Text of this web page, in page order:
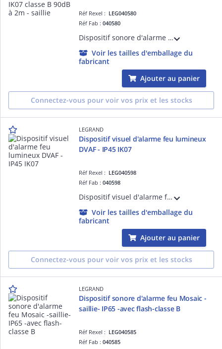
Réf Rexel : LEG040580
Réf Fab :040580
Dispositif sonore d'alarme feu DSAF - IP42 IK07 classe B 90dB à 2m - fixation saillie - conforme à la norme NF EN 54-3
Voir les tailles d'emballage du
fabricant
Ajouter au panier
Connectez-vous pour voir vos prix et les stocks
LEGRAND
Dispositif visuel d'alarme feu lumineux
DVAF - IP45 IK07
Réf Rexel : LEG040598
Réf Fab :040598
Dispositif visuel d'alarme feu lumineux DVAF - IP45 IK07 - avec éclair de couleur rouge technologie LED réglable de 2 à 10 candelas fréquence de clignotement 1Hz - catégorie O selon la norme NF EN 54-23 - conforme à la norme NF EN 54-23
Voir les tailles d'emballage du
fabricant
Ajouter au panier
Connectez-vous pour voir vos prix et les stocks
LEGRAND
Dispositif sonore d'alarme feu Mosaic -
saillie- IP65 -avec flash-classe B
Réf Rexel : LEG040585
Réf Fab :040585